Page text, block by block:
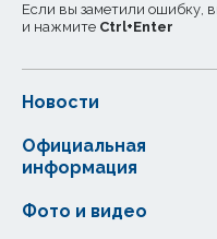
Если вы заметили ошибку,
и нажмите Ctrl+Enter
Новости
Официальная
информация
Фото и видео